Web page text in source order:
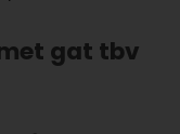
gat tbv